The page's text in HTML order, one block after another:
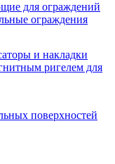
для ограждений
ограждения
и накладки
ригелем для
поверхностей